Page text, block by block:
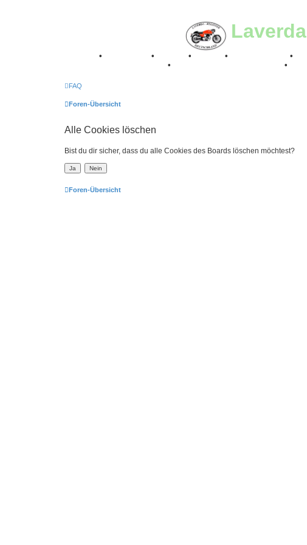
Laverda
• • • • •
• •
FAQ
Foren-Übersicht
Alle Cookies löschen
Bist du dir sicher, dass du alle Cookies des Boards löschen möchtest?
Foren-Übersicht